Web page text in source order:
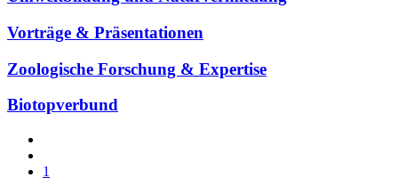
Vorträge & Präsentationen
Zoologische Forschung & Expertise
Biotopverbund
1